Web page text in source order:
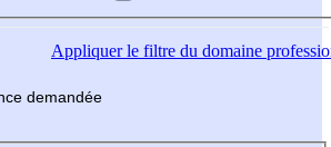
Appliquerle filtre du domaine
demandée